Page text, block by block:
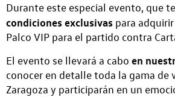
Durante este especial evento, que
condiciones exclusivas para
Palco VIP para el partido contra
El evento se llevará a cabo en
conocer en detalle toda la gama de
Zaragoza y participarán en un